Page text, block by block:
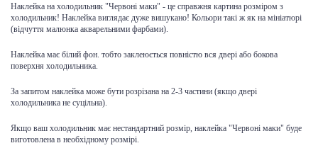
Наклейка на холодильник "Червоні маки" - це справжня картина розміром з
холодильник! Наклейка виглядає дуже вишукано! Кольори такі ж як на мініатюрі
(відчуття малюнка акварельними фарбами).
Наклейка має білий фон. тобто заклеюється повністю вся двері або бокова
поверхня холодильника.
За запитом наклейка може бути розрізана на 2-3 частини (якщо двері
холодильника не суцільна).
Якщо ваш холодильник має нестандартний розмір, наклейка "Червоні маки" буде
виготовлена ​​в необхідному розмірі.